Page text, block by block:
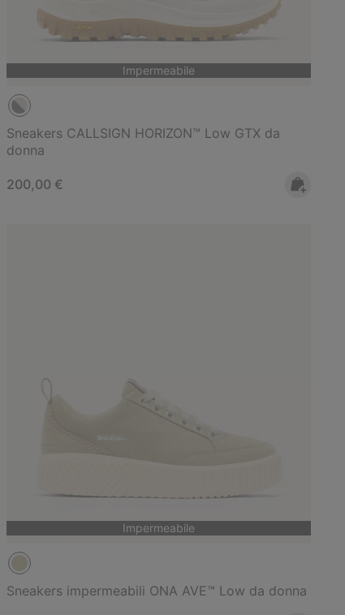
Impermeabile
Sneakers CALLSIGN HORIZON™ Low GTX da
donna
Regular price:
200,00 €
Impermeabile
Sneakers impermeabili ONA AVE™ Low da donna